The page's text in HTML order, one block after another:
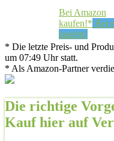
Bei Amazon
kaufen!* Bei
kaufen!
* Die letzte Preis- und
um 07:49 Uhr statt.
* Als Amazon-Partner
Die richtige
Kauf hier auf